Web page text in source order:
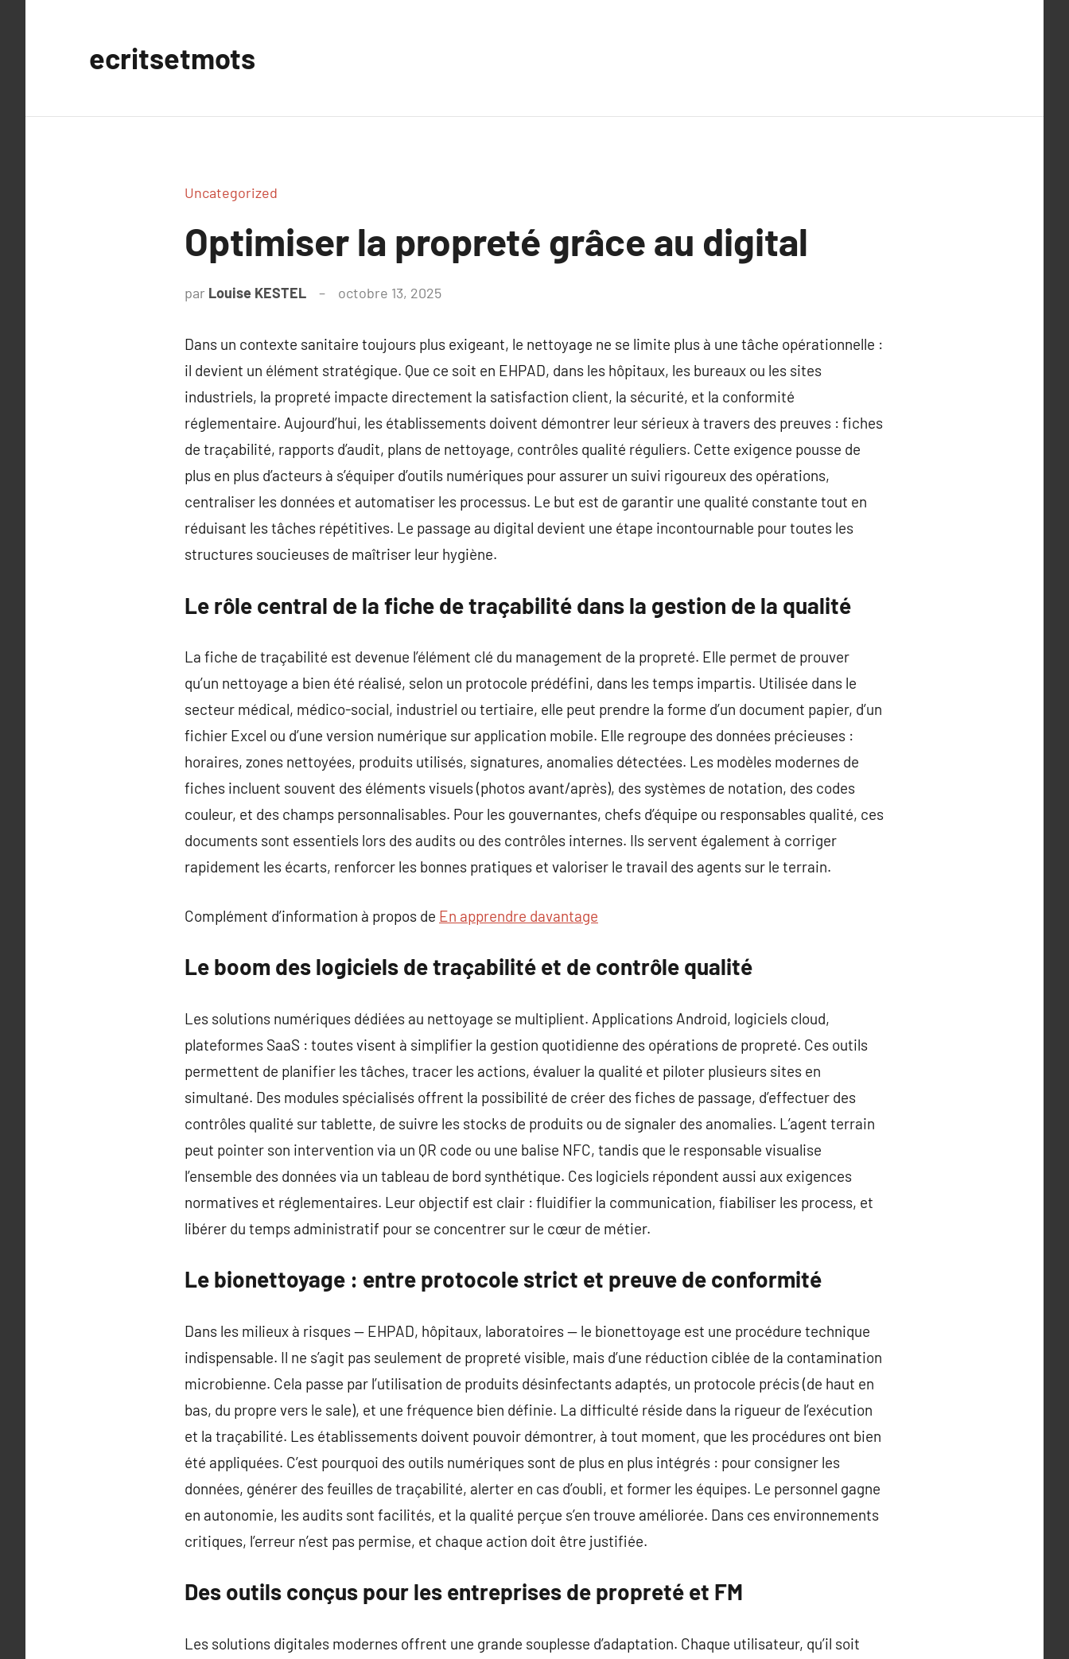
ecritsetmots
Uncategorized
Optimiser la propreté grâce au digital
par Louise KESTEL octobre 13, 2025
Dans un contexte sanitaire toujours plus exigeant, le nettoyage ne se limite plus à une tâche opérationnelle :
il devient un élément stratégique. Que ce soit en EHPAD, dans les hôpitaux, les bureaux ou les sites
industriels, la propreté impacte directement la satisfaction client, la sécurité, et la conformité
réglementaire. Aujourd’hui, les établissements doivent démontrer leur sérieux à travers des preuves : fiches
de traçabilité, rapports d’audit, plans de nettoyage, contrôles qualité réguliers. Cette exigence pousse de
plus en plus d’acteurs à s’équiper d’outils numériques pour assurer un suivi rigoureux des opérations,
centraliser les données et automatiser les processus. Le but est de garantir une qualité constante tout en
réduisant les tâches répétitives. Le passage au digital devient une étape incontournable pour toutes les
structures soucieuses de maîtriser leur hygiène.
Le rôle central de la fiche de traçabilité dans la gestion de la qualité
La fiche de traçabilité est devenue l’élément clé du management de la propreté. Elle permet de prouver
qu’un nettoyage a bien été réalisé, selon un protocole prédéfini, dans les temps impartis. Utilisée dans le
secteur médical, médico-social, industriel ou tertiaire, elle peut prendre la forme d’un document papier, d’un
fichier Excel ou d’une version numérique sur application mobile. Elle regroupe des données précieuses :
horaires, zones nettoyées, produits utilisés, signatures, anomalies détectées. Les modèles modernes de
fiches incluent souvent des éléments visuels (photos avant/après), des systèmes de notation, des codes
couleur, et des champs personnalisables. Pour les gouvernantes, chefs d’équipe ou responsables qualité, ces
documents sont essentiels lors des audits ou des contrôles internes. Ils servent également à corriger
rapidement les écarts, renforcer les bonnes pratiques et valoriser le travail des agents sur le terrain.
Complément d’information à propos de En apprendre davantage
Le boom des logiciels de traçabilité et de contrôle qualité
Les solutions numériques dédiées au nettoyage se multiplient. Applications Android, logiciels cloud,
plateformes SaaS : toutes visent à simplifier la gestion quotidienne des opérations de propreté. Ces outils
permettent de planifier les tâches, tracer les actions, évaluer la qualité et piloter plusieurs sites en
simultané. Des modules spécialisés offrent la possibilité de créer des fiches de passage, d’effectuer des
contrôles qualité sur tablette, de suivre les stocks de produits ou de signaler des anomalies. L’agent terrain
peut pointer son intervention via un QR code ou une balise NFC, tandis que le responsable visualise
l’ensemble des données via un tableau de bord synthétique. Ces logiciels répondent aussi aux exigences
normatives et réglementaires. Leur objectif est clair : fluidifier la communication, fiabiliser les process, et
libérer du temps administratif pour se concentrer sur le cœur de métier.
Le bionettoyage : entre protocole strict et preuve de conformité
Dans les milieux à risques — EHPAD, hôpitaux, laboratoires — le bionettoyage est une procédure technique
indispensable. Il ne s’agit pas seulement de propreté visible, mais d’une réduction ciblée de la contamination
microbienne. Cela passe par l’utilisation de produits désinfectants adaptés, un protocole précis (de haut en
bas, du propre vers le sale), et une fréquence bien définie. La difficulté réside dans la rigueur de l’exécution
et la traçabilité. Les établissements doivent pouvoir démontrer, à tout moment, que les procédures ont bien
été appliquées. C’est pourquoi des outils numériques sont de plus en plus intégrés : pour consigner les
données, générer des feuilles de traçabilité, alerter en cas d’oubli, et former les équipes. Le personnel gagne
en autonomie, les audits sont facilités, et la qualité perçue s’en trouve améliorée. Dans ces environnements
critiques, l’erreur n’est pas permise, et chaque action doit être justifiée.
Des outils conçus pour les entreprises de propreté et FM
Les solutions digitales modernes offrent une grande souplesse d’adaptation. Chaque utilisateur, qu’il soit